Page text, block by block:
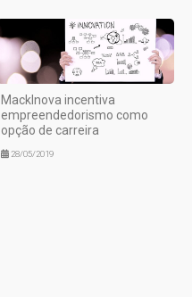
MackInova incentiva
empreendedorismo como
opção de carreira
28/05/2019